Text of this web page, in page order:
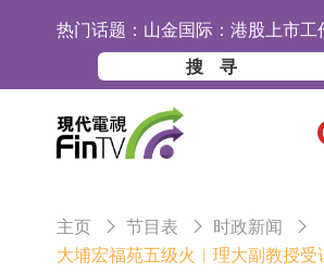
热门话题： 山金国际：港股上市工
【异动股】港股跌幅榜
(08611.HK)跌21.43%，
(06162.HK)跌18.44%
【异动股】港股涨幅榜
团控股(01271.HK)涨
斯迪克：公司为国内折
款1类创新药、6款2类
聚辰股份：公司VPD芯
Open
主页 节目表
时政新闻
大埔宏福苑五级火︱理大副教授受